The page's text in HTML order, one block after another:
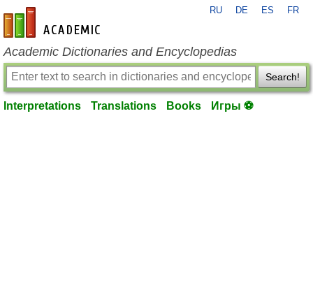
en-academic.com
RU DE ES FR
Academic Dictionaries and Encyclopedias
Search!
Interpretations Translations Books Игры ⚽